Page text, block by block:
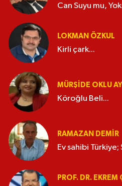
Can Suyu mu,
LOKMAN ÖZKUL
Kirli çark...
MÜRŞIDE OKLU
Köroğlu Beli...
RAMAZAN DEMİR
Ev sahibi Türkiye;
PROF. DR. EKREM